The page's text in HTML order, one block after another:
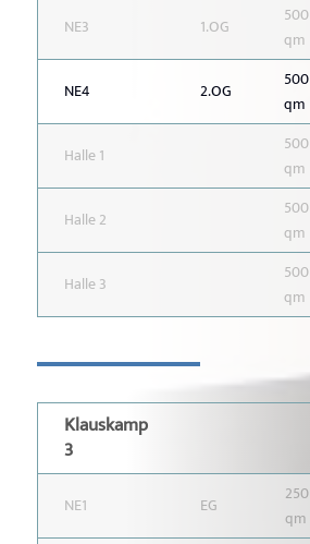
NE3 1.OG
500
qm
NE4 2.OG
500
qm
Halle 1
500
qm
Halle 2
500
qm
Halle 3
500
qm
Klauskamp
3
NE1 EG
250
qm